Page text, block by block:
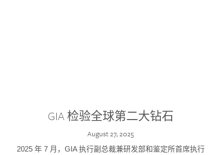
GIA 检验全球第二大钻石
August 27, 2025
2025 年 7 月，GIA 执行副总裁兼研发部和鉴定所首席执行